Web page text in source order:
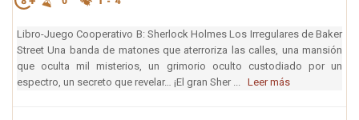
Libro-Juego Cooperativo B: Sherlock Holmes Los Irregulares de Baker
Street Una banda de matones que aterroriza las calles, una mansión
que oculta mil misterios, un grimorio oculto custodiado por un
espectro, un secreto que revelar… ¡El gran Sher ... Leer más